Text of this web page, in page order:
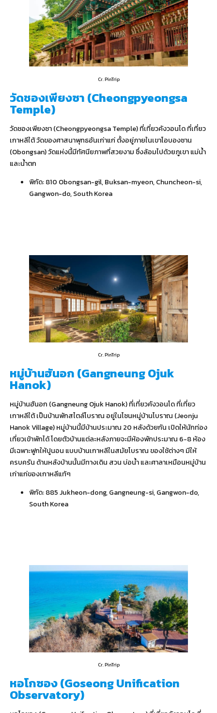
Cr. PinTrip
วัดชองเพียงซา (Cheongpyeongsa
Temple)
วัดชองเพียงซา (Cheongpyeongsa Temple) ที่เที่ยวคังวอนโด ที่เที่ยว
เกาหลีใต้ วัดของศาสนาพุทธอันเก่าแก่ ตั้งอยู่ภายในเขาโอบองซาน
(Obongsan) วัดแห่งนี้มีทัศนียภาพที่สวยงาม ซึ่งล้อมไปด้วยภูเขา แม่น้ำ
และน้ำตก
พิกัด:810 Obongsan-gil, Buksan-myeon, Chuncheon-si,
Gangwon-do, South Korea
Cr. PinTrip
หมู่บ้านฮันอก (Gangneung Ojuk
Hanok)
หมู่บ้านฮันอก (Gangneung Ojuk Hanok) ที่เที่ยวคังวอนโด ที่เที่ยว
เกาหลีใต้ เป็นบ้านพักสไตล์โบราณ อยู่ในโซนหมู่บ้านโบราณ (Jeonju
Hanok Village) หมู่บ้านนี้มีบ้านประมาณ 20 หลังด้วยกัน เปิดให้นักท่อง
เที่ยวเข้าพักได้ โดยตัวบ้านแต่ละหลังภายจะมีห้องพักประมาณ 6-8 ห้อง
มีเฉพาะฟูกให้ปูนอน แบบบ้านเกาหลีในสมัยโบราณ ของใช้ต่างๆ มีให้
ครบครัน ด้านหลังบ้านนั้นมีทางเดิน สวน บ่อน้ำ และศาลาเหมือนหมู่บ้าน
เก่าแก่ของเกาหลีแท้ๆ
พิกัด:885 Jukheon-dong, Gangneung-si, Gangwon-do,
South Korea
Cr. PinTrip
หอโกซอง (Goseong Unification
Observatory)